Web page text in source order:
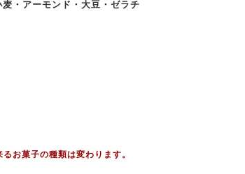
麦・アーモンド・大豆・ゼラチ
お菓子の種類は変わります。